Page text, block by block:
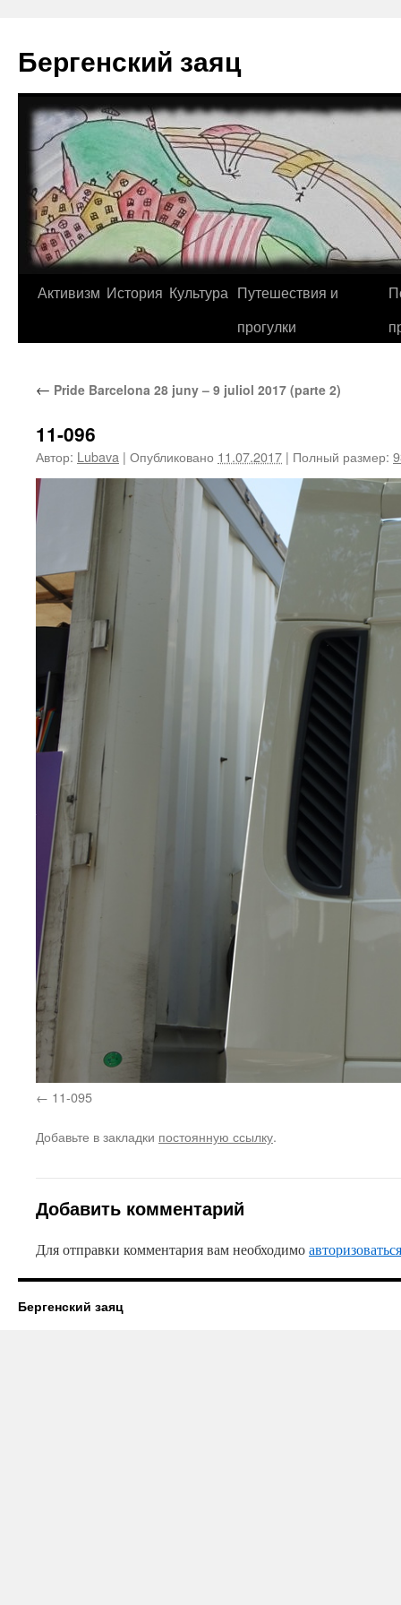
содержимому
Бергенский заяц
Активизм История Культура Путешествия и
прогулки
← Pride Barcelona 28 juny – 9 juliol 2017 (parte 2)
11-096
Автор: Lubava | Опубликовано 11.07.2017 | Полный размер:
11-095
Добавьте в закладки постоянную ссылку.
Добавить комментарий
Для отправки комментария вам необходимоавторизоваться
Бергенский заяц